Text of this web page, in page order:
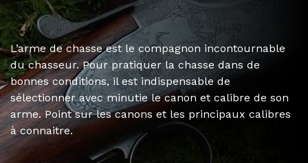
L’arme de chasse est le compagnon incontournable
du chasseur. Pour pratiquer la chasse dans de
bonnes conditions, il est indispensable de
sélectionner avec minutie le canon et calibre de son
arme. Point sur les canons et les principaux calibres
à connaitre.